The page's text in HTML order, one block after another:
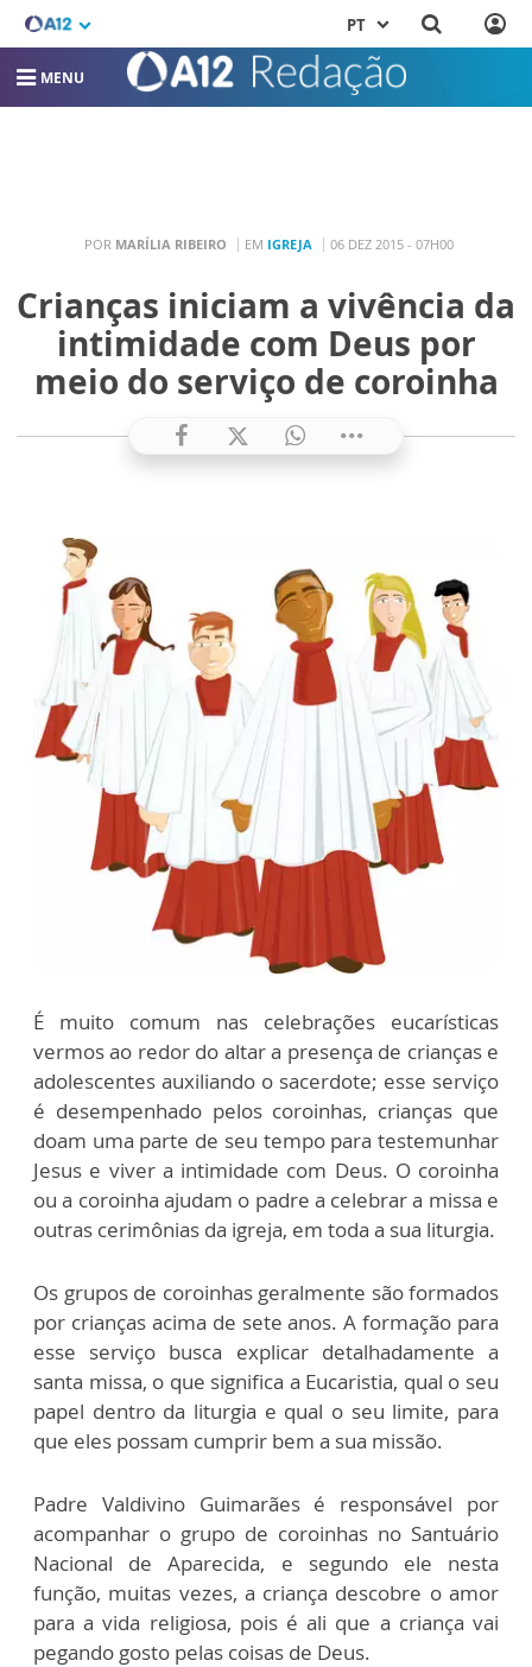
PT
MENU
POR MARÍLIA RIBEIRO EM IGREJA 06 DEZ 2015 - 07H00
Crianças iniciam a vivência da
intimidade com Deus por
meio do serviço de coroinha
É muito comum nas celebrações eucarísticas
vermos ao redor do altar a presença de crianças e
adolescentes auxiliando o sacerdote; esse serviço
é desempenhado pelos coroinhas, crianças que
doam uma parte de seu tempo para testemunhar
Jesus e viver a intimidade com Deus. O coroinha
ou a coroinha ajudam o padre a celebrar a missa e
outras cerimônias da igreja, em toda a sua liturgia.
Os grupos de coroinhas geralmente são formados
por crianças acima de sete anos. A formação para
esse serviço busca explicar detalhadamente a
santa missa, o que significa a Eucaristia, qual o seu
papel dentro da liturgia e qual o seu limite, para
que eles possam cumprir bem a sua missão.
Padre Valdivino Guimarães é responsável por
acompanhar o grupo de coroinhas no Santuário
Nacional de Aparecida, e segundo ele nesta
função, muitas vezes, a criança descobre o amor
para a vida religiosa, pois é ali que a criança vai
pegando gosto pelas coisas de Deus.